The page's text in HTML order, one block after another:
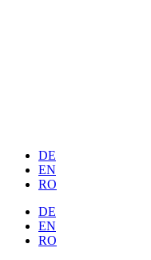
DE
EN
RO
DE
EN
RO